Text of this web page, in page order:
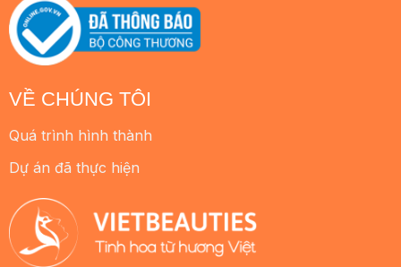
VỀ CHÚNG TÔI
Quá trình hình thành
Dự án đã thực hiện